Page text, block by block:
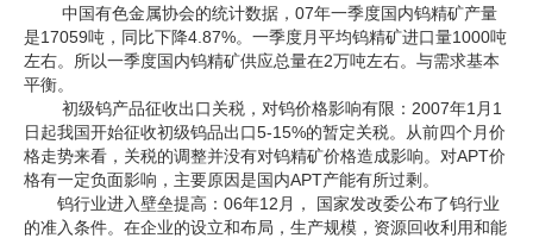
企业文化
《资源再生》杂志
行情报价
数字报
中国有色金属协会的统计数据，07年一季度国内钨精矿产量
是17059吨，同比下降4.87%。一季度月平均钨精矿进口量1000吨
左右。所以一季度国内钨精矿供应总量在2万吨左右。与需求基本
平衡。
初级钨产品征收出口关税，对钨价格影响有限：2007年1月1
日起我国开始征收初级钨品出口5-15%的暂定关税。从前四个月价
格走势来看，关税的调整并没有对钨精矿价格造成影响。对APT价
格有一定负面影响，主要原因是国内APT产能有所过剩。
钨行业进入壁垒提高：06年12月， 国家发改委公布了钨行业
的准入条件。在企业的设立和布局，生产规模，资源回收利用和能